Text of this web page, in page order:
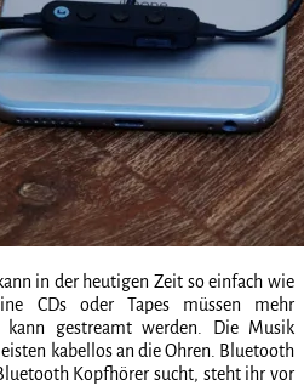
in der heutigen Zeit so einfach wie
CDs oder Tapes müssen mehr
kann gestreamt werden. Die Musik
kabellos an die Ohren. Bluetooth
Kopfhörer sucht, steht ihr vor